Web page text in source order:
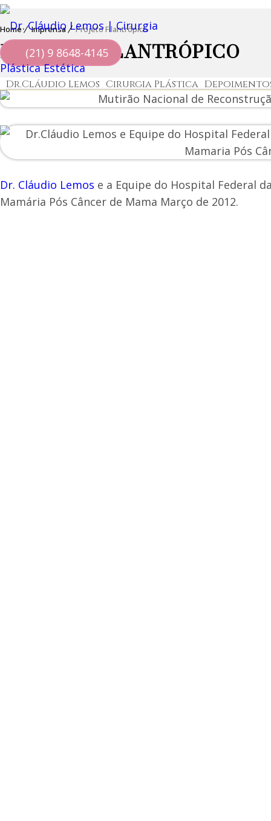
(21) 9 8648-4145
Dr.Cláudio Lemos Cirurgia Plástica
Home Imprensa Projeto Filantrópico
PROJETO FILANTRÓPICO
Dr. Cláudio Lemos e a Equipe do Hospital Federal
Mamária Pós Câncer de Mama Março de 2012.